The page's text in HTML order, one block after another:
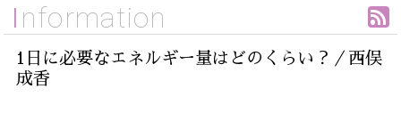
Information
1日に必要なエネルギー量はどのくらい？／西俣
成香